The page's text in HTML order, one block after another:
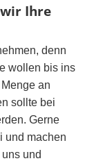
Ihre
denn
wollen bis ins
an
sollte bei
Gerne
und machen
und